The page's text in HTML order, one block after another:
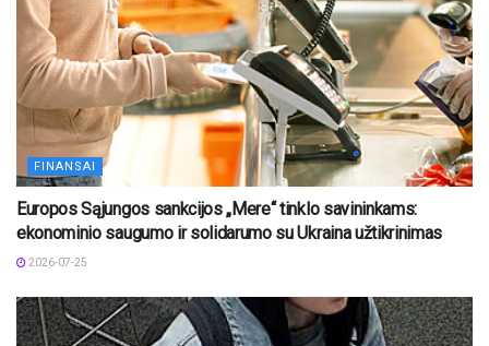
FINANSAI
Europos Sąjungos sankcijos „Mere“ tinklo savininkams:
ekonominio saugumo ir solidarumo su Ukraina užtikrinimas
2026-07-25